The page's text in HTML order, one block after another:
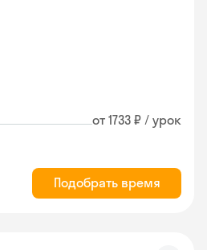
от 1733 ₽ / урок
Подобрать время